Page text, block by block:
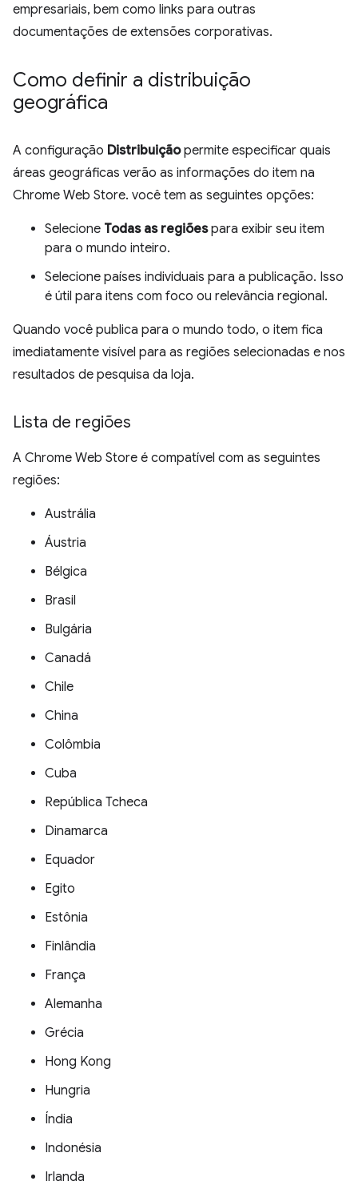
empresariais, bem como links para outras
documentações de extensões corporativas.
Como definir a distribuição
geográfica
A configuração Distribuiçãopermite especificar quais
áreas geográficas verão as informações do item na
Chrome Web Store. você tem as seguintes opções:
Selecione Todas as regiõespara exibir seu item
para o mundo inteiro.
Selecione países individuais para a publicação. Isso
é útil para itens com foco ou relevância regional.
Quando você publica para o mundo todo, o item fica
imediatamente visível para as regiões selecionadas e nos
resultados de pesquisa da loja.
Lista de regiões
A Chrome Web Store é compatível com as seguintes
regiões:
Austrália
Áustria
Bélgica
Brasil
Bulgária
Canadá
Chile
China
Colômbia
Cuba
República Tcheca
Dinamarca
Equador
Egito
Estônia
Finlândia
França
Alemanha
Grécia
Hong Kong
Hungria
Índia
Indonésia
Irlanda